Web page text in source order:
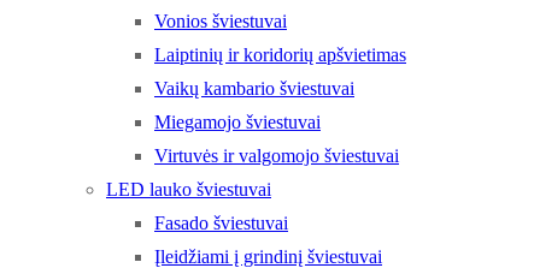
Vonios šviestuvai
Laiptinių ir koridorių apšvietimas
Vaikų kambario šviestuvai
Miegamojo šviestuvai
Virtuvės ir valgomojo šviestuvai
LED lauko šviestuvai
Fasado šviestuvai
Įleidžiami į grindinį šviestuvai